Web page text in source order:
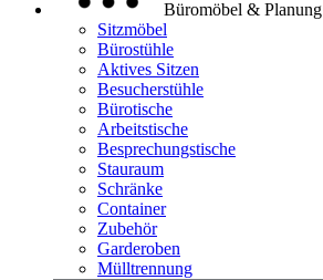
Büromöbel & Planung
Sitzmöbel
Bürostühle
Aktives Sitzen
Besucherstühle
Bürotische
Arbeitstische
Besprechungstische
Stauraum
Schränke
Container
Zubehör
Garderoben
Mülltrennung